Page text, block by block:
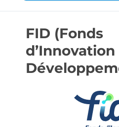
FID (Fonds